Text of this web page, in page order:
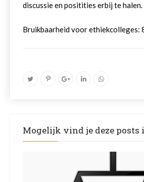
discussie en positities erbij te halen.
Bruikbaarheid voor ethiekcolleges:
Mogelijk vind je deze posts